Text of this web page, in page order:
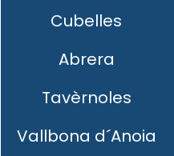
Cubelles
Abrera
Tavèrnoles
Vallbona d´Anoia